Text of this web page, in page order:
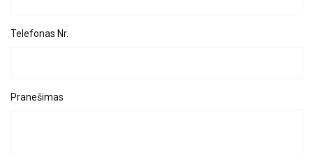
Telefonas Nr.
Pranešimas